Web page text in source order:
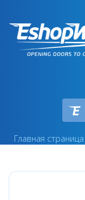
Главная страница